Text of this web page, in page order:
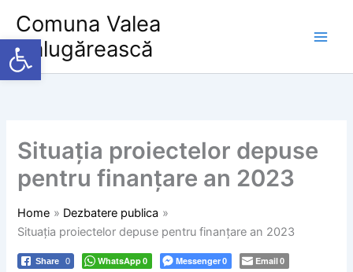
Deschide bara de unelte
content
Comuna Valea
Călugărească
Situația proiectelor depuse
pentru finanțare an 2023
Home
Dezbatere publica
Situația proiectelor depuse pentru finanțare an 2023
Share 0 WhatsApp 0 Messenger 0 Email 0